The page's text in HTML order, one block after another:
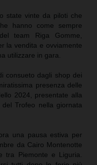
state vinte da piloti che
hanno come sempre
team Riga Gomme,
la vendita e ovviamente
utilizzare in gara.
consueto dagli shop dei
presenza delle
2024, presentate alla
del Trofeo nella giornata
una pausa estiva per
da Cairo Montenotte
tra Piemonte e Liguria.